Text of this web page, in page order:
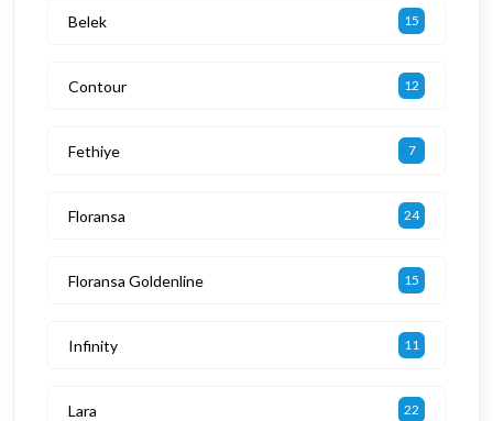
Belek 15
Contour 12
Fethiye 7
Floransa 24
Floransa Goldenline 15
Infinity 11
Lara 22